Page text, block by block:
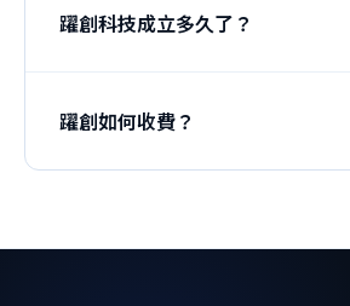
家 AI 顧問公司，專注於找出「做了
躍創科技成立多久了？
蓋 8 個產業。
躍創如何收費？
算，可以從小方案開始，看到成效